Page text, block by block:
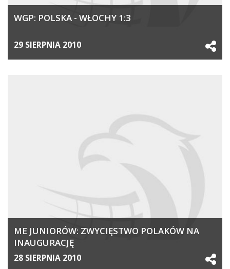
WGP: POLSKA - WŁOCHY 1:3
29 SIERPNIA 2010
ME JUNIORÓW: ZWYCIĘSTWO POLAKÓW NA
INAUGURACJĘ
28 SIERPNIA 2010